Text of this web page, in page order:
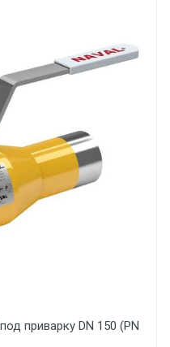
приварку DN 150 (PN